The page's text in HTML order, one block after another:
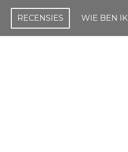
RECENSIES WIE BEN IK